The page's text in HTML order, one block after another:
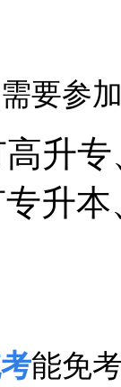
要参
升专
升
能免